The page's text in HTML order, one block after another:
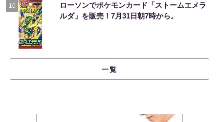
10
ローソンでポケモンカード「ストームエメラ
ルダ」を販売！7月31日朝7時から。
一覧